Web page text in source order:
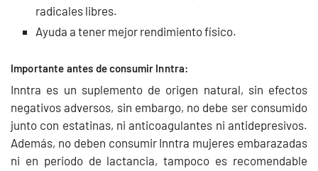
radicales libres.
Ayuda a tener mejor rendimiento físico.
Importante antes de consumir Inntra:
Inntra es un suplemento de origen natural, sin efectos
negativos adversos, sin embargo, no debe ser consumido
junto con estatinas, ni anticoagulantes ni antidepresivos.
Además, no deben consumir Inntra mujeres embarazadas
ni en periodo de lactancia, tampoco es recomendable